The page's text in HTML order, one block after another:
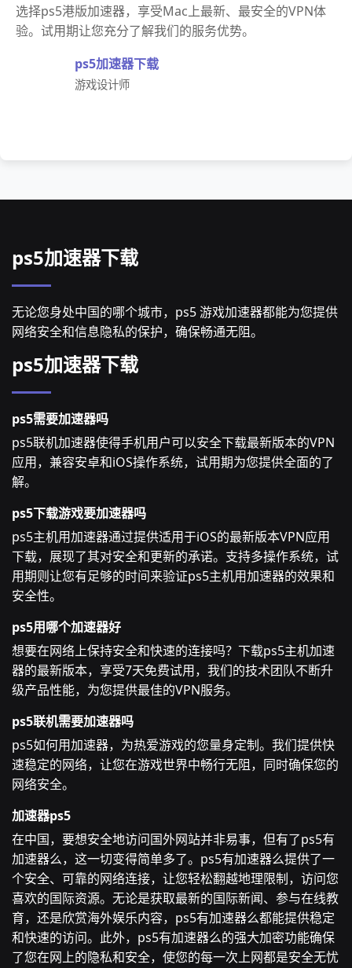
选择ps5港版加速器，享受Mac上最新、最安全的VPN体
验。试用期让您充分了解我们的服务优势。
ps5加速器下载
游戏设计师
ps5加速器下载
无论您身处中国的哪个城市，ps5 游戏加速器都能为您提供
网络安全和信息隐私的保护，确保畅通无阻。
ps5加速器下载
ps5需要加速器吗
ps5联机加速器使得手机用户可以安全下载最新版本的VPN
应用，兼容安卓和iOS操作系统，试用期为您提供全面的了
解。
ps5下载游戏要加速器吗
ps5主机用加速器通过提供适用于iOS的最新版本VPN应用
下载，展现了其对安全和更新的承诺。支持多操作系统，试
用期则让您有足够的时间来验证ps5主机用加速器的效果和
安全性。
ps5用哪个加速器好
想要在网络上保持安全和快速的连接吗？下载ps5主机加速
器的最新版本，享受7天免费试用，我们的技术团队不断升
级产品性能，为您提供最佳的VPN服务。
ps5联机需要加速器吗
ps5如何用加速器，为热爱游戏的您量身定制。我们提供快
速稳定的网络，让您在游戏世界中畅行无阻，同时确保您的
网络安全。
加速器ps5
在中国，要想安全地访问国外网站并非易事，但有了ps5有
加速器么，这一切变得简单多了。ps5有加速器么提供了一
个安全、可靠的网络连接，让您轻松翻越地理限制，访问您
喜欢的国际资源。无论是获取最新的国际新闻、参与在线教
育，还是欣赏海外娱乐内容，ps5有加速器么都能提供稳定
和快速的访问。此外，ps5有加速器么的强大加密功能确保
了您在网上的隐私和安全，使您的每一次上网都是安全无忧